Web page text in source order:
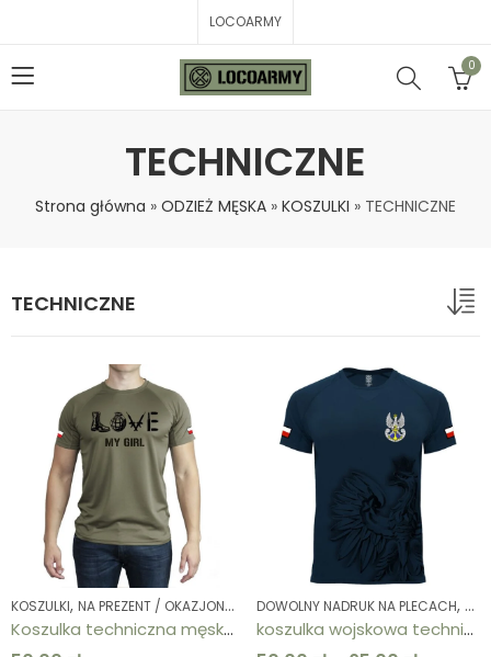
LOCOARMY
0
TECHNICZNE
Strona główna » ODZIEŻ MĘSKA » KOSZULKI » TECHNICZNE
TECHNICZNE
KOSZULKI, NA PREZENT / OKAZJONALNE ,ODZIEŻ MĘSKA,TECHNICZNE,
Koszulka techniczna męska z nadrukiem LOVE MY GIRL – sportowy t-shirt treningowy w kolorze khaki
DOWOLNY NADRUK NA PLECACH,
koszulka wojskowa techniczna męska granatowa side eagle Marynarka Wojenna